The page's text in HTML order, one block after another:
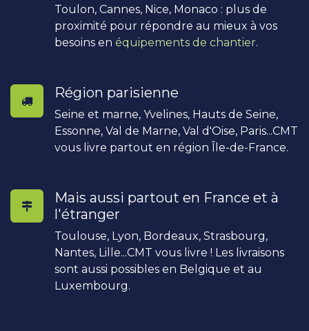
Toulon, Cannes, Nice, Monaco : plus de
proximité pour répondre au mieux à vos
besoins en équipements de chantier.
Région parisienne
Seine et marne, Yvelines, Hauts de Seine,
Essonne, Val de Marne, Val d'Oise, Paris...CMT
vous livre partout en région Île-de-France.
Mais aussi partout en France et à
l'étranger
Toulouse, Lyon, Bordeaux, Strasbourg,
Nantes, Lille...CMT vous livre ! Les livraisons
sont aussi possibles en Belgique et au
Luxembourg.